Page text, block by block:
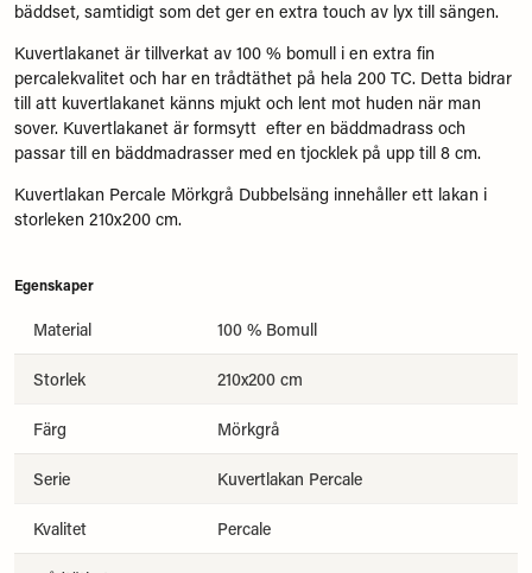
bäddset, samtidigt som det ger en extra touch av lyx till sängen.
Kuvertlakanet är tillverkat av 100 % bomull i en extra fin
percalekvalitet och har en trådtäthet på hela 200 TC. Detta bidrar
till att kuvertlakanet känns mjukt och lent mot huden när man
sover. Kuvertlakanet är formsytt efter en bäddmadrass och
passar till en bäddmadrasser med en tjocklek på upp till 8 cm.
Kuvertlakan Percale Mörkgrå Dubbelsäng innehåller ett lakan i
storleken 210x200 cm.
Egenskaper
Material 100 % Bomull
Storlek 210x200 cm
Färg Mörkgrå
Serie Kuvertlakan Percale
Kvalitet Percale